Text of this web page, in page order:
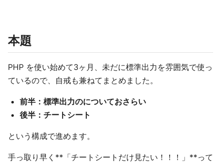
本題
PHP を使い始めて3ヶ月、未だに標準出力を雰囲気で使っ
ているので、自戒も兼ねてまとめました。
前半：標準出力のについておさらい
後半：チートシート
という構成で進めます。
手っ取り早く**「チートシートだけ見たい！！！」**って